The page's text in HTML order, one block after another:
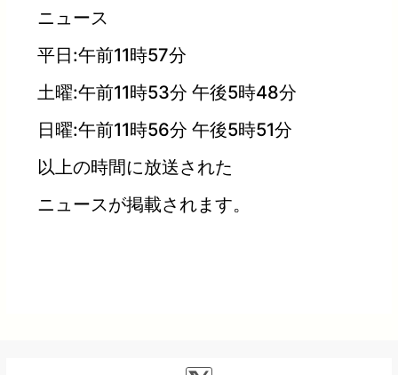
ニュース
平日:午前11時57分
土曜:午前11時53分 午後5時48分
日曜:午前11時56分 午後5時51分
以上の時間に放送された
ニュースが掲載されます。